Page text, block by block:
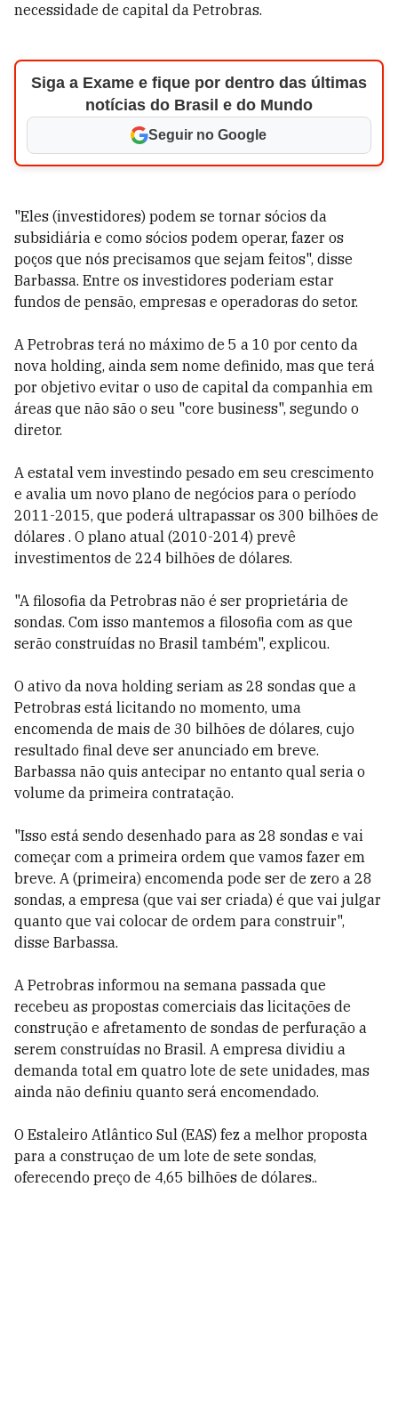
necessidade de capital da Petrobras.
Siga a Exame e fique por dentro das últimas
notícias do Brasil e do Mundo
Seguir no Google
"Eles (investidores) podem se tornar sócios da
subsidiária e como sócios podem operar, fazer os
poços que nós precisamos que sejam feitos", disse
Barbassa. Entre os investidores poderiam estar
fundos de pensão, empresas e operadoras do setor.
A Petrobras terá no máximo de 5 a 10 por cento da
nova holding, ainda sem nome definido, mas que terá
por objetivo evitar o uso de capital da companhia em
áreas que não são o seu "core business", segundo o
diretor.
A estatal vem investindo pesado em seu crescimento
e avalia um novo plano de negócios para o período
2011-2015, que poderá ultrapassar os 300 bilhões de
dólares . O plano atual (2010-2014) prevê
investimentos de 224 bilhões de dólares.
"A filosofia da Petrobras não é ser proprietária de
sondas. Com isso mantemos a filosofia com as que
serão construídas no Brasil também", explicou.
O ativo da nova holding seriam as 28 sondas que a
Petrobras está licitando no momento, uma
encomenda de mais de 30 bilhões de dólares, cujo
resultado final deve ser anunciado em breve.
Barbassa não quis antecipar no entanto qual seria o
volume da primeira contratação.
"Isso está sendo desenhado para as 28 sondas e vai
começar com a primeira ordem que vamos fazer em
breve. A (primeira) encomenda pode ser de zero a 28
sondas, a empresa (que vai ser criada) é que vai julgar
quanto que vai colocar de ordem para construir",
disse Barbassa.
A Petrobras informou na semana passada que
recebeu as propostas comerciais das licitações de
construção e afretamento de sondas de perfuração a
serem construídas no Brasil. A empresa dividiu a
demanda total em quatro lote de sete unidades, mas
ainda não definiu quanto será encomendado.
O Estaleiro Atlântico Sul (EAS) fez a melhor proposta
para a construçao de um lote de sete sondas,
oferecendo preço de 4,65 bilhões de dólares..